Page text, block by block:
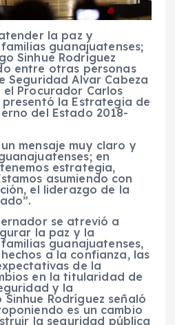
la paz y
guanajuatenses;
Sinhue Rodríguez
entre otras personas
Seguridad Alvar Cabeza
Procurador Carlos
la Estrategia de
del Estado 2018-
mensaje muy claro y
en
estrategia,
asumiendo con
el liderazgo de la
se atrevió a
la paz y la
guanajuatenses,
a la confianza, las
de la
en la titularidad de
y la
Rodríguez señaló
es un cambio
la seguridad pública